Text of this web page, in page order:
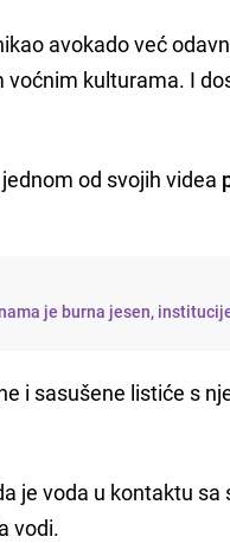
avokado već
kulturama. I
od svojih videa
je burna jesen,
i sasušene listiće s
je voda u kontaktu sa
vodi.